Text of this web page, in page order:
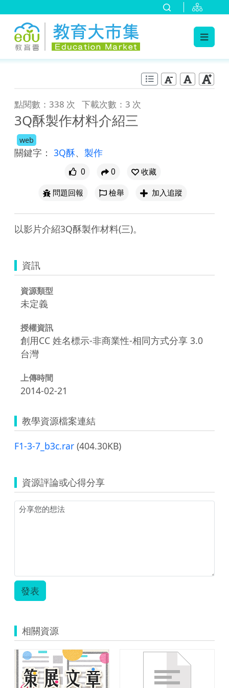
點閱數：338 次 下載次數：3 次
3Q酥製作材料介紹三
web
關鍵字： 3Q酥、 製作
0 0
收藏
問題回報
檢舉 加入追蹤
以影片介紹3Q酥製作材料(三)。
資訊
資源類型
未定義
授權資訊
創用CC 姓名標示-非商業性-相同方式分享 3.0
台灣
上傳時間
2014-02-21
教學資源檔案連結
F1-3-7_b3c.rar (404.30KB)
資源評論或心得分享
發表
相關資源